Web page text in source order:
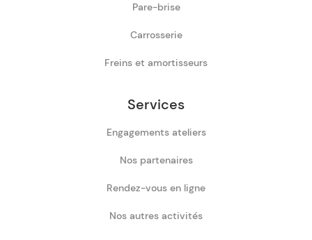
Pare-brise
Carrosserie
Freins et amortisseurs
Services
Engagements ateliers
Nos partenaires
Rendez-vous en ligne
Nos autres activités